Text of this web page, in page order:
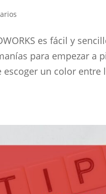
es fácil y
para empezar a
un color entre